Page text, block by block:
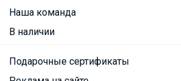
Наша команда
В наличии
Подарочные сертификаты